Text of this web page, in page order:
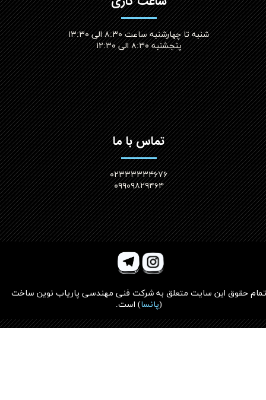
شنبه تا چهارشنبه ساعت ۸:۳۰ الی ۱۳:۳۰
پنجشنبه ۸:۳۰ الی ۱۲:۳۰​​​​​​​
تماس با ما
۰۲۳۳۳۳۳۴۶۷۶
۰۹۹۰۹۸۲۹۴۶۴
تمام حقوق این سایت متعلق به شرکت فنی مهندسی پاریاب نوین ساخت
(پانسا) است.